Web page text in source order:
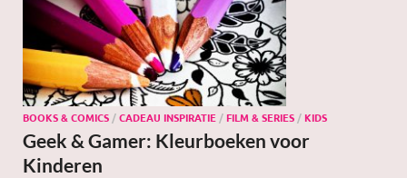
BOOKS & COMICS /CADEAU INSPIRATIE /FILM & SERIES /KIDS
Geek & Gamer: Kleurboeken voor
Kinderen